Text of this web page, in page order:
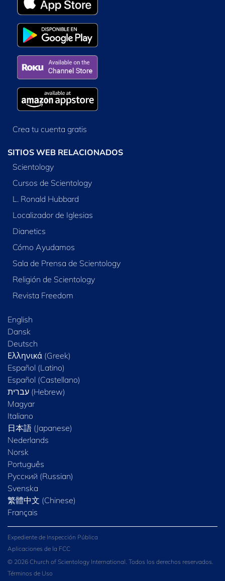
Crea tu cuenta gratis
SITIOS WEB RELACIONADOS
Scientology
Cursos de Scientology
L. Ronald Hubbard
Localizador de Iglesias
Dianetics
Cómo Ayudamos
Sala de Prensa de Scientology
Religión de Scientology
Revista Freedom
English
Dansk
Deutsch
Ελληνικά (Greek)
Español (Latino)
Español (Castellano)
Magyar
Italiano
日本語 (Japanese)
Nederlands
Norsk
Português
Русский (Russian)
Svenska
繁體中文 (Chinese)
Français
Expediente de Inspección Pública
Aplicaciones de la FCC
© 2026 Church of Scientology International. Todos los derechos reservados.
Términos de Uso